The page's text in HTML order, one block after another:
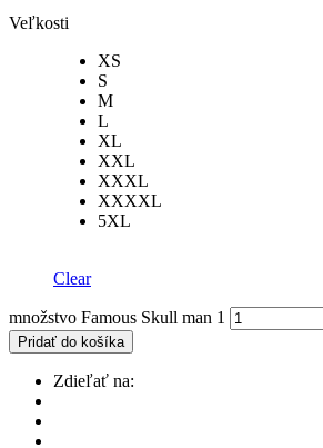
Veľkosti
XS
S
M
L
XL
XXL
XXXL
XXXXL
5XL
Clear
množstvo Famous Skull man 1
Pridať do košíka
Zdieľať na: